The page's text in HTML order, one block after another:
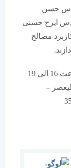
حسنی
مصالح
–